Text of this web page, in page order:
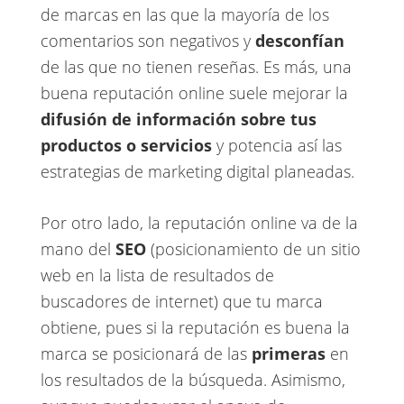
de marcas en las que la mayoría de los
comentarios son negativos y ​ desconfían
de las que no tienen reseñas. Es más, una
buena reputación online suele mejorar la
difusión de información sobre tus
productos o servicios y potencia así las
estrategias de marketing digital planeadas.
Por otro lado, la reputación online va de la
mano del ​ SEO (posicionamiento de un sitio
web en la lista de resultados de
buscadores de internet) que tu marca
obtiene, pues si la reputación es buena la
marca se posicionará de las ​ primeras en
los resultados de la búsqueda. Asimismo,